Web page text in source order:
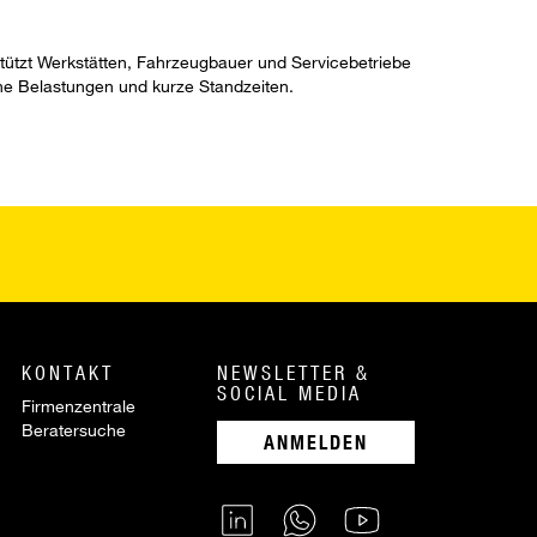
Werkstätten, Fahrzeugbauer und Servicebetriebe
Belastungen und kurze Standzeiten.
KONTAKT
Firmenzentrale
Beratersuche
NEWSLETTER &
SOCIAL MEDIA
ANMELDEN